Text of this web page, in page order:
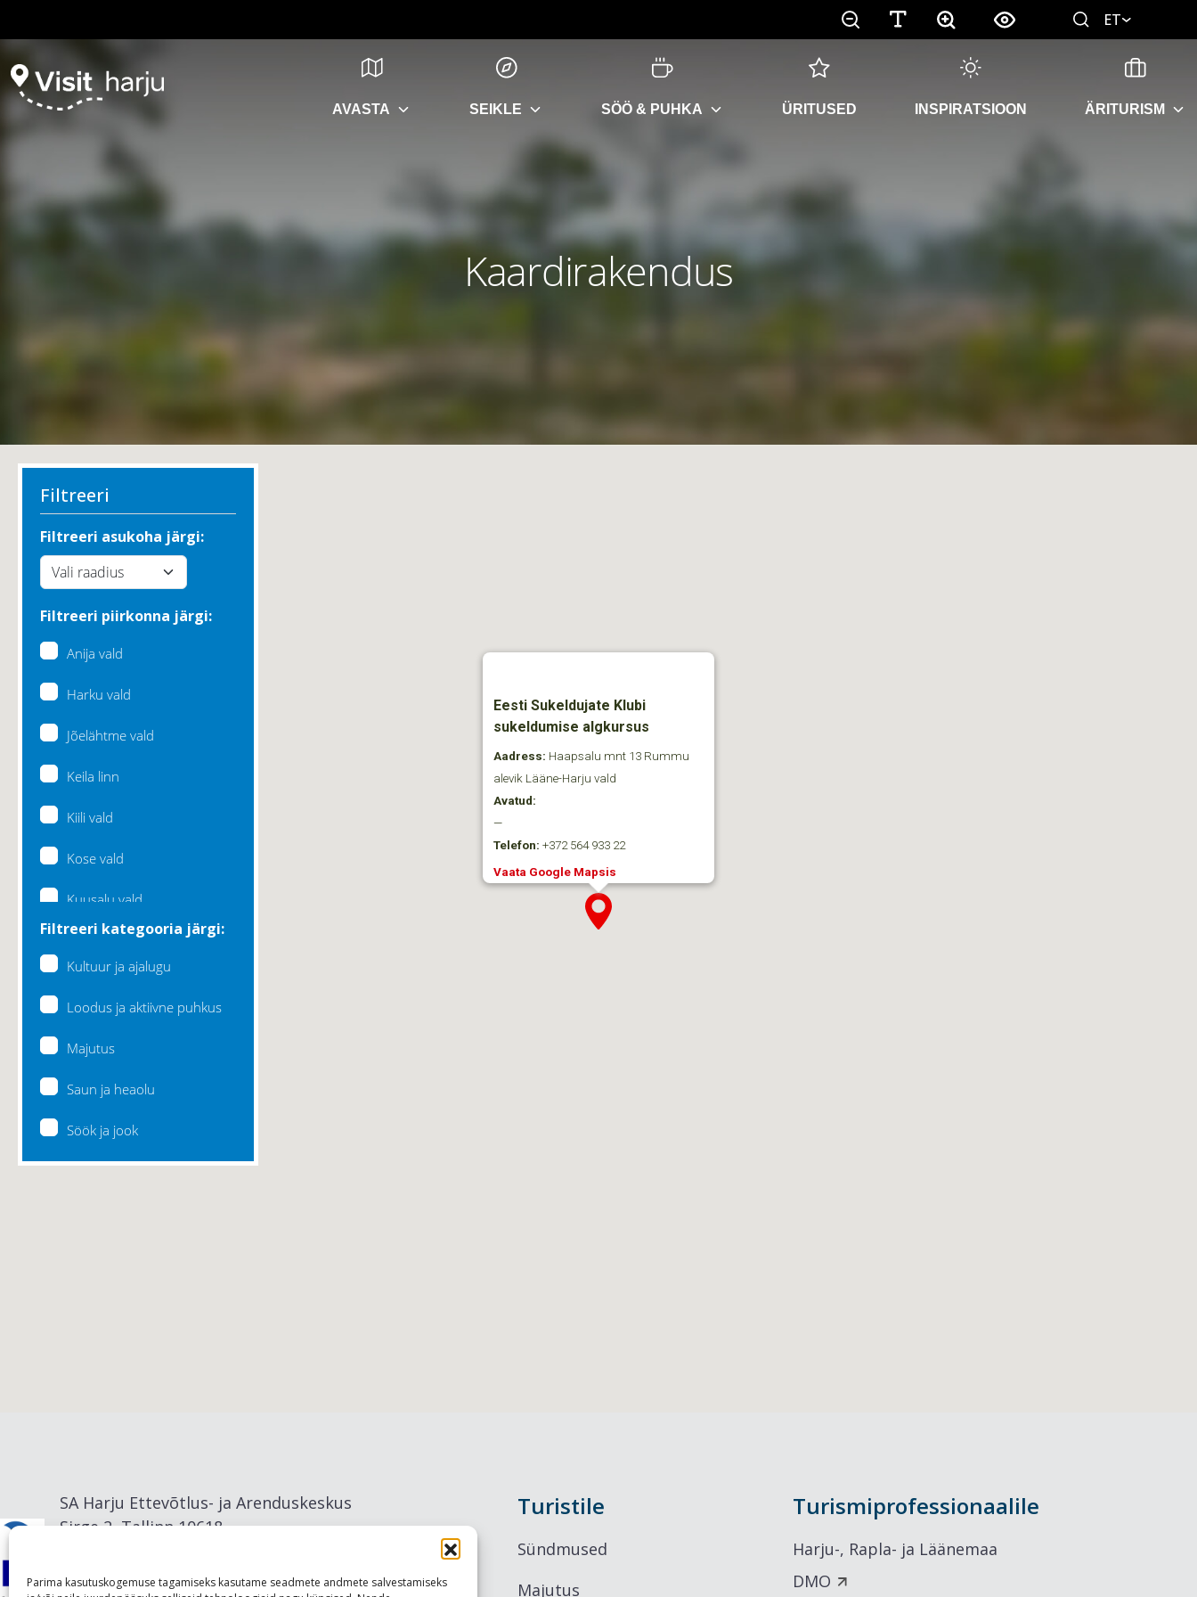
Parima kasutuskogemuse tagamiseks kasutame seadmete andmete salvestamiseks
ET
AVASTA SEIKLE SÖÖ & PUHKA ÜRITUSED INSPIRATSIOON ÄRITURISM
Kaardirakendus
Filtreeri
Filtreeri asukoha järgi:
Filtreeri piirkonna järgi:
Anija vald
Harku vald
Jõelähtme vald
Keila linn
Kiili vald
Kose vald
Kuusalu vald
Lääne-Harju vald
Filtreeri kategooria järgi:
Kultuur ja ajalugu
Loodus ja aktiivne puhkus
Majutus
Saun ja heaolu
Söök ja jook
Eesti Sukeldujate Klubi
sukeldumise algkursus
Aadress: Haapsalu mnt 13 Rummu
alevik Lääne-Harju vald
Avatud:
—
Telefon: +372 564 933 22
Vaata Google Mapsis
SA Harju Ettevõtlus- ja Arenduskeskus
Sirge 2, Tallinn 10618
Turistile
Sündmused
Majutus
Turismiprofessionaalile
Harju-, Rapla- ja Läänemaa
DMO